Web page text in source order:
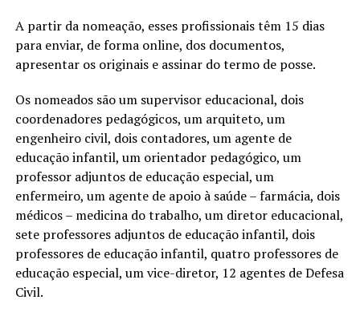
A partir da nomeação, esses profissionais têm 15 dias
para enviar, de forma online, dos documentos,
apresentar os originais e assinar do termo de posse.
Os nomeados são um supervisor educacional, dois
coordenadores pedagógicos, um arquiteto, um
engenheiro civil, dois contadores, um agente de
educação infantil, um orientador pedagógico, um
professor adjuntos de educação especial, um
enfermeiro, um agente de apoio à saúde – farmácia, dois
médicos – medicina do trabalho, um diretor educacional,
sete professores adjuntos de educação infantil, dois
professores de educação infantil, quatro professores de
educação especial, um vice-diretor, 12 agentes de Defesa
Civil.